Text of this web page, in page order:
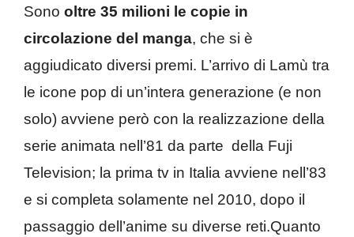
Sono oltre 35 milioni le copie in
circolazione del manga, che si è
aggiudicato diversi premi. L’arrivo di Lamù tra
le icone pop di un’intera generazione (e non
solo) avviene però con la realizzazione della
serie animata nell’81 da parte della Fuji
Television; la prima tv in Italia avviene nell’83
e si completa solamente nel 2010, dopo il
passaggio dell’anime su diverse reti.Quanto